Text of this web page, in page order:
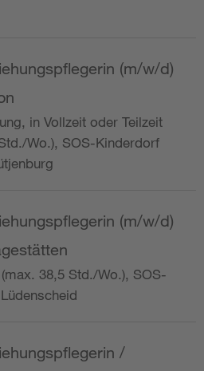
(m/w/d)
in Vollzeit oder Teilzeit
Wo.), SOS-Kinderdorf
(m/w/d)
38,5 Std./Wo.), SOS-
/